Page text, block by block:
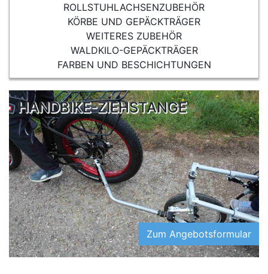
ROLLSTUHLACHSENZUBEHÖR
KÖRBE UND GEPÄCKTRÄGER
WEITERES ZUBEHÖR
WALDKILO-GEPÄCKTRÄGER
FARBEN UND BESCHICHTUNGEN
Zum Angebotsformular
HANDBIKE-ZIEHSTANGE